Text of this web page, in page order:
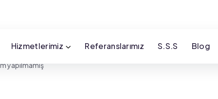
Hizmetlerimiz Referanslarımız S.S.S Blog
yapılmamış